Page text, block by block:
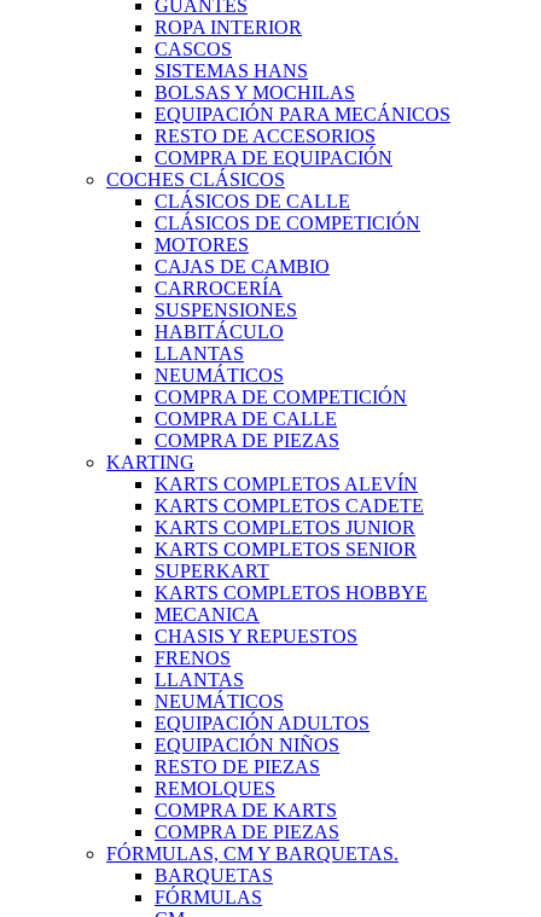
GUANTES
ROPA INTERIOR
CASCOS
SISTEMAS HANS
BOLSAS Y MOCHILAS
EQUIPACIÓN PARA MECÁNICOS
RESTO DE ACCESORIOS
COMPRA DE EQUIPACIÓN
COCHES CLÁSICOS
CLÁSICOS DE CALLE
CLÁSICOS DE COMPETICIÓN
MOTORES
CAJAS DE CAMBIO
CARROCERÍA
SUSPENSIONES
HABITÁCULO
LLANTAS
NEUMÁTICOS
COMPRA DE COMPETICIÓN
COMPRA DE CALLE
COMPRA DE PIEZAS
KARTING
KARTS COMPLETOS ALEVÍN
KARTS COMPLETOS CADETE
KARTS COMPLETOS JUNIOR
KARTS COMPLETOS SENIOR
SUPERKART
KARTS COMPLETOS HOBBYE
MECANICA
CHASIS Y REPUESTOS
FRENOS
LLANTAS
NEUMÁTICOS
EQUIPACIÓN ADULTOS
EQUIPACIÓN NIÑOS
RESTO DE PIEZAS
REMOLQUES
COMPRA DE KARTS
COMPRA DE PIEZAS
FÓRMULAS, CM Y BARQUETAS.
BARQUETAS
FÓRMULAS